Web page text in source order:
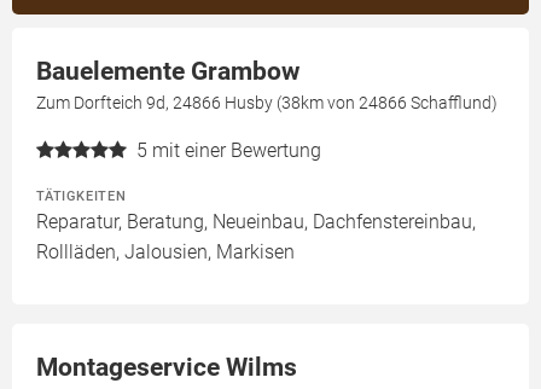
Bauelemente Grambow
Zum Dorfteich 9d, 24866 Husby (38km von 24866 Schafflund)
5 mit einer Bewertung
TÄTIGKEITEN
Reparatur, Beratung, Neueinbau, Dachfenstereinbau,
Rollläden, Jalousien, Markisen
Montageservice Wilms